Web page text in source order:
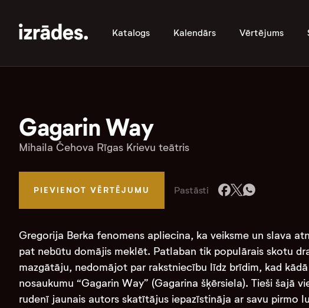
Katalogs Kalendārs Vērtējums
Gagarin Way
Mihaila Čehova Rīgas Krievu teātris
PIEVIENOT VĒRTĒJUMU Pastāsti
Gregorija Berka fenomens apliecina, ka veiksme un slava
pat nebūtu domājis meklēt. Patlaban tik populārais skotu
mazgātāju, nedomājot par rakstniecību līdz brīdim, kad
nosaukumu “Gagarin Way” (Gagarina šķērsiela). Tieši šajā
rudenī jaunais autors skatītājus iepazīstināja ar savu pirmo